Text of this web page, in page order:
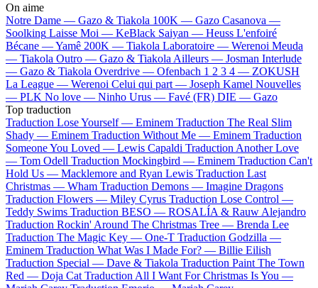
On aime
Notre Dame — Gazo & Tiakola 100K — Gazo Casanova —
Soolking Laisse Moi — KeBlack Saiyan — Heuss L'enfoiré
Bécane —Yamê 200K — Tiakola Laboratoire — Werenoi Meuda
— Tiakola Outro — Gazo & Tiakola Ailleurs — Josman Interlude
— Gazo & Tiakola Overdrive — Ofenbach 1 2 3 4 — ZOKUSH
La League — Werenoi Celui qui part — Joseph Kamel Nouvelles
— PLK No love — Ninho Urus — Favé (FR) DIE — Gazo
Top traduction
Traduction Lose Yourself — Eminem Traduction The Real Slim
Shady — Eminem Traduction Without Me — Eminem Traduction
Someone You Loved — Lewis Capaldi Traduction Another Love
— Tom Odell Traduction Mockingbird — Eminem Traduction Can't
Hold Us — Macklemore and Ryan Lewis Traduction Last
Christmas — Wham Traduction Demons — Imagine Dragons
Traduction Flowers — Miley Cyrus Traduction Lose Control —
Teddy Swims Traduction BESO — ROSALÍA & Rauw Alejandro
Traduction Rockin' Around The Christmas Tree — Brenda Lee
Traduction The Magic Key — One-T Traduction Godzilla —
Eminem Traduction What Was I Made For? — Billie Eilish
Traduction Special — Dave & Tiakola Traduction Paint The Town
Red — Doja Cat Traduction All I Want For Christmas Is You —